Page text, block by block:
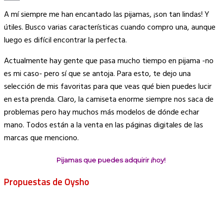
Copy
Link
A mí siempre me han encantado las pijamas, ¡son tan lindas! Y
útiles. Busco varias características cuando compro una, aunque
luego es difícil encontrar la perfecta.
Actualmente hay gente que pasa mucho tiempo en pijama -no
es mi caso- pero sí que se antoja. Para esto, te dejo una
selección de mis favoritas para que veas qué bien puedes lucir
en esta prenda. Claro, la camiseta enorme siempre nos saca de
problemas pero hay muchos más modelos de dónde echar
mano. Todos están a la venta en las páginas digitales de las
marcas que menciono.
Pijamas que puedes adquirir ¡hoy!
Propuestas de Oysho